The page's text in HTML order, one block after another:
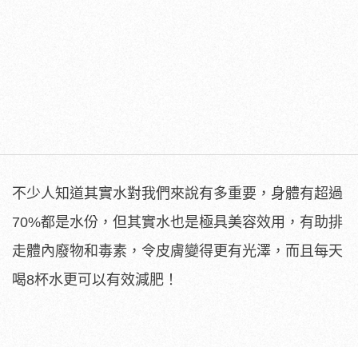
不少人知道其實水對我們來說有多重要，身體有超過
70%都是水份，但其實水也是極具美容效用，有助排
走體內廢物和毒素，令皮膚變得更有光澤，而且每天
喝8杯水更可以有效減肥！